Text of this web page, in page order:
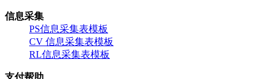
信息采集
PS信息采集表模板
CV 信息采集表模板
RL信息采集表模板
支付帮助